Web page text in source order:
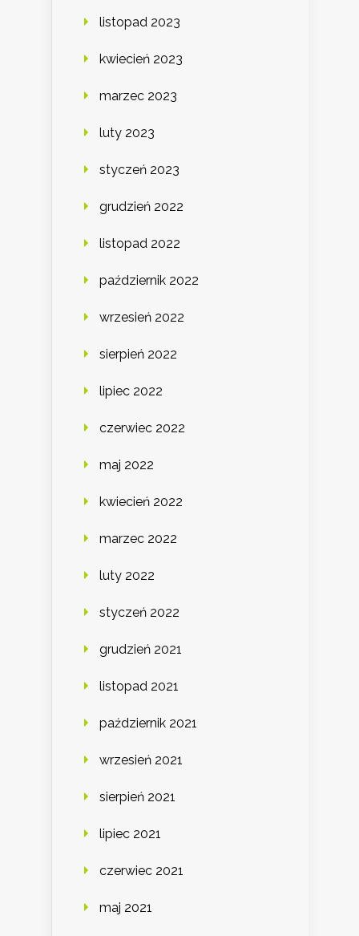
listopad 2023
kwiecień 2023
marzec 2023
luty 2023
styczeń 2023
grudzień 2022
listopad 2022
październik 2022
wrzesień 2022
sierpień 2022
lipiec 2022
czerwiec 2022
maj 2022
kwiecień 2022
marzec 2022
luty 2022
styczeń 2022
grudzień 2021
listopad 2021
październik 2021
wrzesień 2021
sierpień 2021
lipiec 2021
czerwiec 2021
maj 2021